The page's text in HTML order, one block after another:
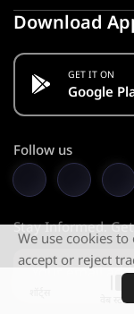
वेब स्टोरीज़
Download
GET IT ON
Google
Follow us
Stay Informed.
We use cookies to
accept or reject